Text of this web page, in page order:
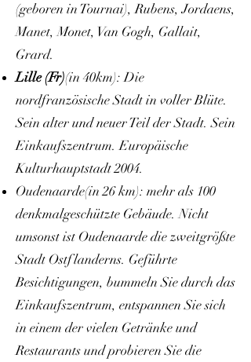
(geboren in Tournai), Rubens, Jordaens,
Manet, Monet, Van Gogh, Gallait,
Grard.
Lille (Fr)(in 40km): Die
nordfranzösische Stadt in voller Blüte.
Sein alter und neuer Teil der Stadt. Sein
Einkaufszentrum. Europäische
Kulturhauptstadt 2004.
Oudenaarde(in 26 km): mehr als 100
denkmalgeschützte Gebäude. Nicht
umsonst ist Oudenaarde die zweitgrößte
Stadt Ostflanderns. Geführte
Besichtigungen, bummeln Sie durch das
Einkaufszentrum, entspannen Sie sich
in einem der vielen Getränke und
Restaurants und probieren Sie die